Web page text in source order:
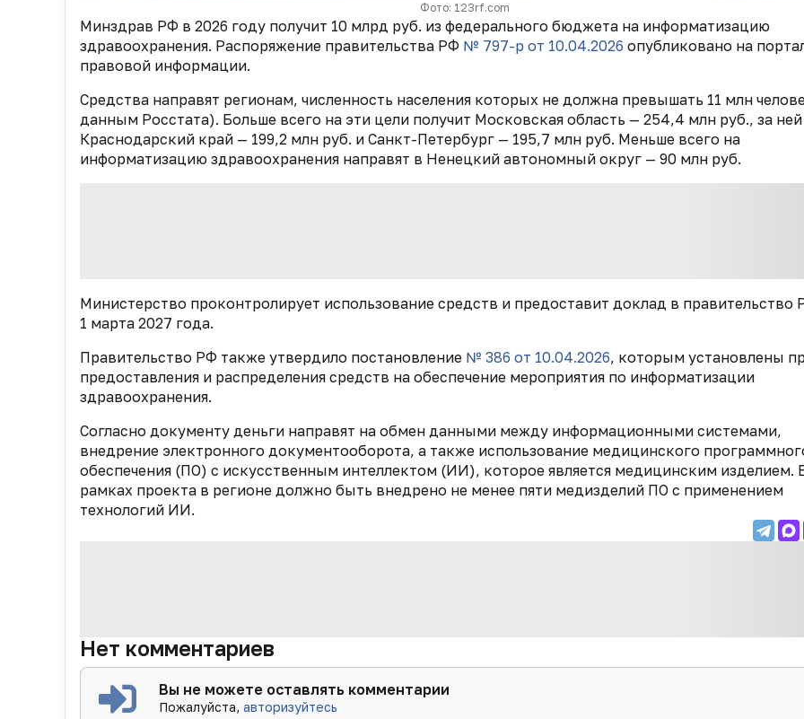
Фото: 123rf.com
Минздрав РФ в 2026 году получит 10 млрд руб. из федерального бюджета на информатизацию
здравоохранения. Распоряжение правительства РФ № 797-р от 10.04.2026 опубликовано на
правовой информации.
Средства направят регионам, численность населения которых не должна превышать 11 млн
данным Росстата). Больше всего на эти цели получит Московская область — 254,4 млн руб., за
Краснодарский край — 199,2 млн руб. и Санкт-Петербург — 195,7 млн руб. Меньше всего на
информатизацию здравоохранения направят в Ненецкий автономный округ — 90 млн руб.
Министерство проконтролирует использование средств и предоставит доклад в правительство
1 марта 2027 года.
Правительство РФ также утвердило постановление № 386 от 10.04.2026, которым установлены
предоставления и распределения средств на обеспечение мероприятия по информатизации
здравоохранения.
Согласно документу деньги направят на обмен данными между информационными системами,
внедрение электронного документооборота, а также использование медицинского
обеспечения (ПО) с искусственным интеллектом (ИИ), которое является медицинским изделием.
рамках проекта в регионе должно быть внедрено не менее пяти медизделий ПО с применением
технологий ИИ.
Нет комментариев
Вы не можете оставлять комментарии
Пожалуйста,авторизуйтесь